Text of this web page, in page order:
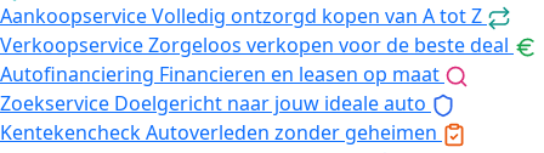
AankoopserviceVolledig ontzorgd kopen van A tot Z
VerkoopserviceZorgeloos verkopen voor de beste deal
Autofinanciering Financieren en leasen op maat
Zoekservice Doelgericht naar jouw ideale auto
KentekencheckAutoverleden zonder geheimen